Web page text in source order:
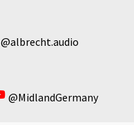
@albrecht.audio
@MidlandGermany